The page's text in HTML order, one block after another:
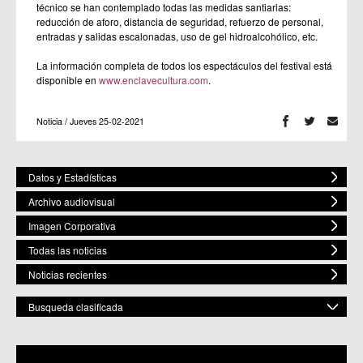
técnico se han contemplado todas las medidas santiarias:
reducción de aforo, distancia de seguridad, refuerzo de personal,
entradas y salidas escalonadas, uso de gel hidroalcohólico, etc.
La información completa de todos los espectáculos del festival está
disponible en www.enclavecultura.com.
Noticia / Jueves 25-02-2021
Datos y Estadísticas
Archivo audiovisual
Imagen Corporativa
Todas las noticias
Noticias recientes
Busqueda clasificada